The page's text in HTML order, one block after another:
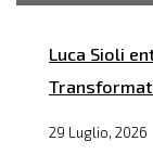
Luca Sioli
29 Luglio, 2026